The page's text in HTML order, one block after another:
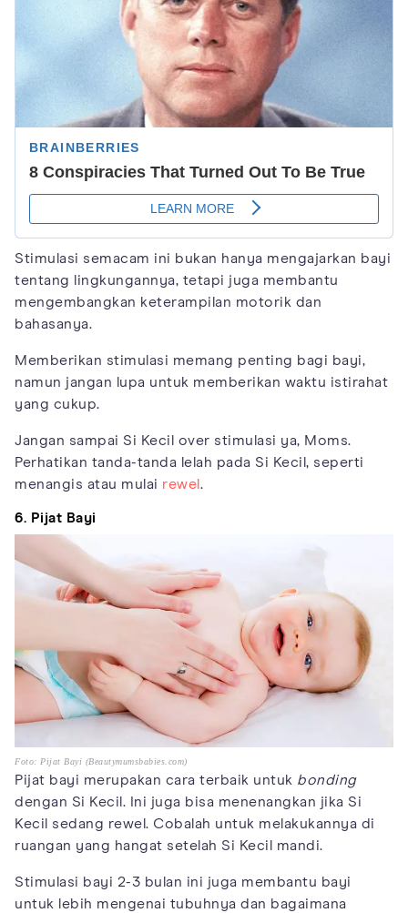
Stimulasi semacam ini bukan hanya mengajarkan bayi
tentang lingkungannya, tetapi juga membantu
mengembangkan keterampilan motorik dan
bahasanya.
Memberikan stimulasi memang penting bagi bayi,
namun jangan lupa untuk memberikan waktu istirahat
yang cukup.
Jangan sampai Si Kecil over stimulasi ya, Moms.
Perhatikan tanda-tanda lelah pada Si Kecil, seperti
menangis atau mulai rewel .
6. Pijat Bayi
Foto: Pijat Bayi (Beautymumsbabies.com)
Pijat bayi merupakan cara terbaik untuk bonding
dengan Si Kecil. Ini juga bisa menenangkan jika Si
Kecil sedang rewel. Cobalah untuk melakukannya di
ruangan yang hangat setelah Si Kecil mandi.
Stimulasi bayi 2-3 bulan ini juga membantu bayi
untuk lebih mengenai tubuhnya dan bagaimana